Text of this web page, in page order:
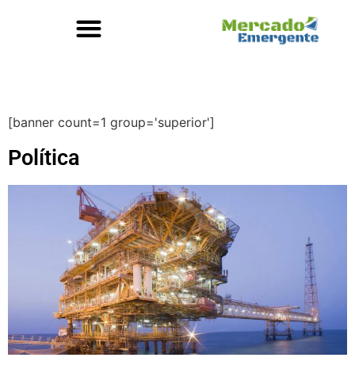
[banner count=1 group='superior']
Política